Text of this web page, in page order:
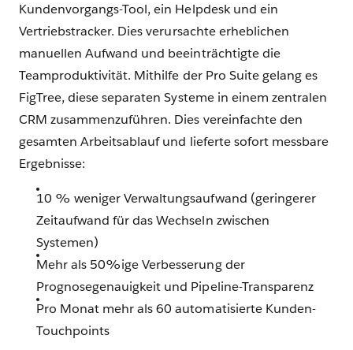
Kundenvorgangs-Tool, ein Helpdesk und ein
Vertriebstracker. Dies verursachte erheblichen
manuellen Aufwand und beeinträchtigte die
Teamproduktivität. Mithilfe der Pro Suite gelang es
FigTree, diese separaten Systeme in einem zentralen
CRM zusammenzuführen. Dies vereinfachte den
gesamten Arbeitsablauf und lieferte sofort messbare
Ergebnisse:
10 % weniger Verwaltungsaufwand (geringerer
Zeitaufwand für das Wechseln zwischen
Systemen)
Mehr als 50%ige Verbesserung der
Prognosegenauigkeit und Pipeline-Transparenz
Pro Monat mehr als 60 automatisierte Kunden-
Touchpoints